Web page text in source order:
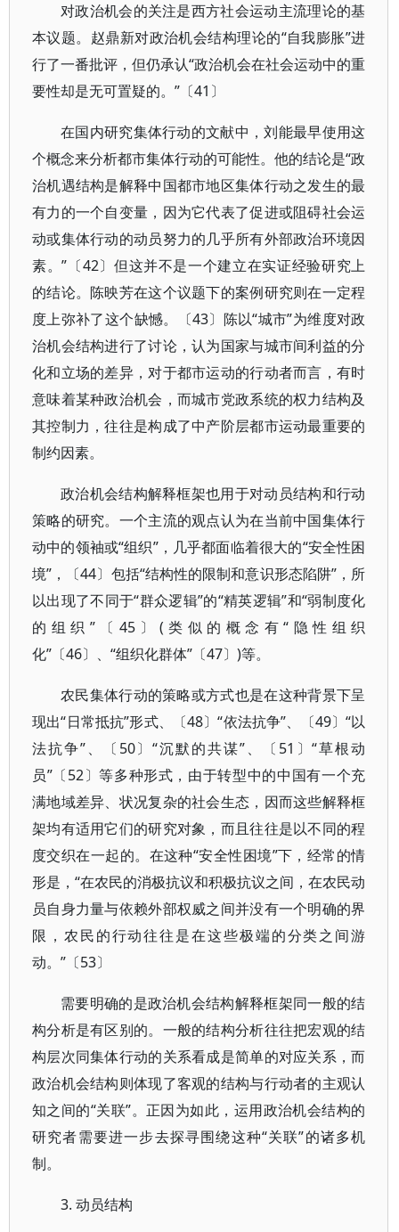
对政治机会的关注是西方社会运动主流理论的基
本议题。赵鼎新对政治机会结构理论的“自我膨胀”进
行了一番批评，但仍承认“政治机会在社会运动中的重
要性却是无可置疑的。”〔41〕
在国内研究集体行动的文献中，刘能最早使用这
个概念来分析都市集体行动的可能性。他的结论是“政
治机遇结构是解释中国都市地区集体行动之发生的最
有力的一个自变量，因为它代表了促进或阻碍社会运
动或集体行动的动员努力的几乎所有外部政治环境因
素。”〔42〕但这并不是一个建立在实证经验研究上
的结论。陈映芳在这个议题下的案例研究则在一定程
度上弥补了这个缺憾。〔43〕陈以“城市”为维度对政
治机会结构进行了讨论，认为国家与城市间利益的分
化和立场的差异，对于都市运动的行动者而言，有时
意味着某种政治机会，而城市党政系统的权力结构及
其控制力，往往是构成了中产阶层都市运动最重要的
制约因素。
政治机会结构解释框架也用于对动员结构和行动
策略的研究。一个主流的观点认为在当前中国集体行
动中的领袖或“组织”，几乎都面临着很大的“安全性困
境”，〔44〕包括“结构性的限制和意识形态陷阱”，所
以出现了不同于“群众逻辑”的“精英逻辑”和“弱制度化
的组织”〔45〕(类似的概念有“隐性组织
化”〔46〕、“组织化群体”〔47〕)等。
农民集体行动的策略或方式也是在这种背景下呈
现出“日常抵抗”形式、〔48〕“依法抗争”、〔49〕“以
法抗争”、〔50〕“沉默的共谋”、〔51〕“草根动
员”〔52〕等多种形式，由于转型中的中国有一个充
满地域差异、状况复杂的社会生态，因而这些解释框
架均有适用它们的研究对象，而且往往是以不同的程
度交织在一起的。在这种“安全性困境”下，经常的情
形是，“在农民的消极抗议和积极抗议之间，在农民动
员自身力量与依赖外部权威之间并没有一个明确的界
限，农民的行动往往是在这些极端的分类之间游
动。”〔53〕
需要明确的是政治机会结构解释框架同一般的结
构分析是有区别的。一般的结构分析往往把宏观的结
构层次同集体行动的关系看成是简单的对应关系，而
政治机会结构则体现了客观的结构与行动者的主观认
知之间的“关联”。正因为如此，运用政治机会结构的
研究者需要进一步去探寻围绕这种“关联”的诸多机
制。
3. 动员结构